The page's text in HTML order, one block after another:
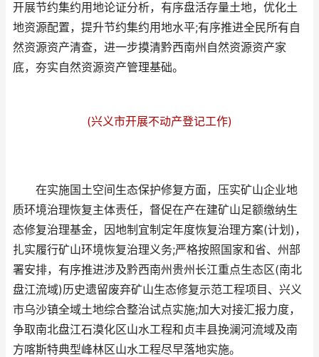
开展节约集约用地论证分析，有序盘活存量土地，优化土
地资源配置，提升节约集约用地水平;有序推进全民所有自
然资源资产清查，进一步摸清黔西南州自然资源资产家
底，夯实自然资源资产管理基础。
(兴义市开展不动产登记工作)
在实施国土空间生态保护修复方面，压实矿山企业地
质环境治理恢复主体责任，督促在产在建矿山足额缴纳生
态修复治理基金，因地制宜制定年度恢复治理方案(计划)，
扎实履行矿山环境恢复治理义务;严格按照国家和省、州部
署安排，有序推进涉及黔西南州贵州长江重点生态区(南北
盘江流域)历史遗留废弃矿山生态修复示范工程项目、兴义
市乌沙镇全域土地综合整治试点实施;加大对接汇报力度，
争取南北盘江石漠化区山水工程和贞丰县挽澜河流域及南
方喀斯特典型峰林区山水工程尽早落地实施。